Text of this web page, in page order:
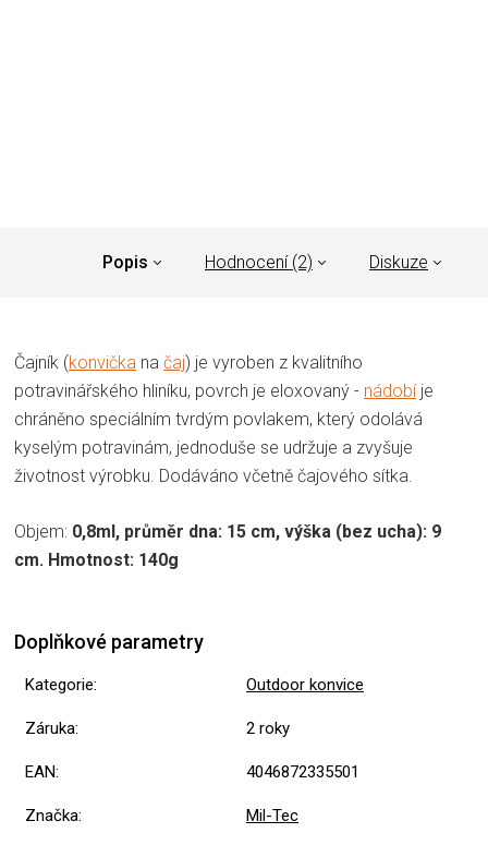
Popis Hodnocení (2) Diskuze
Čajník (konvička na čaj) je vyroben z kvalitního
potravinářského hliníku, povrch je eloxovaný - nádobíje
chráněno speciálním tvrdým povlakem, který odolává
kyselým potravinám, jednoduše se udržuje a zvyšuje
životnost výrobku. Dodáváno včetně čajového sítka.
Objem: 0,8ml, průměr dna: 15 cm, výška (bez ucha): 9
cm. Hmotnost: 140g
Doplňkové parametry
Kategorie: Outdoor konvice
Záruka: 2 roky
EAN: 4046872335501
Značka: Mil-Tec